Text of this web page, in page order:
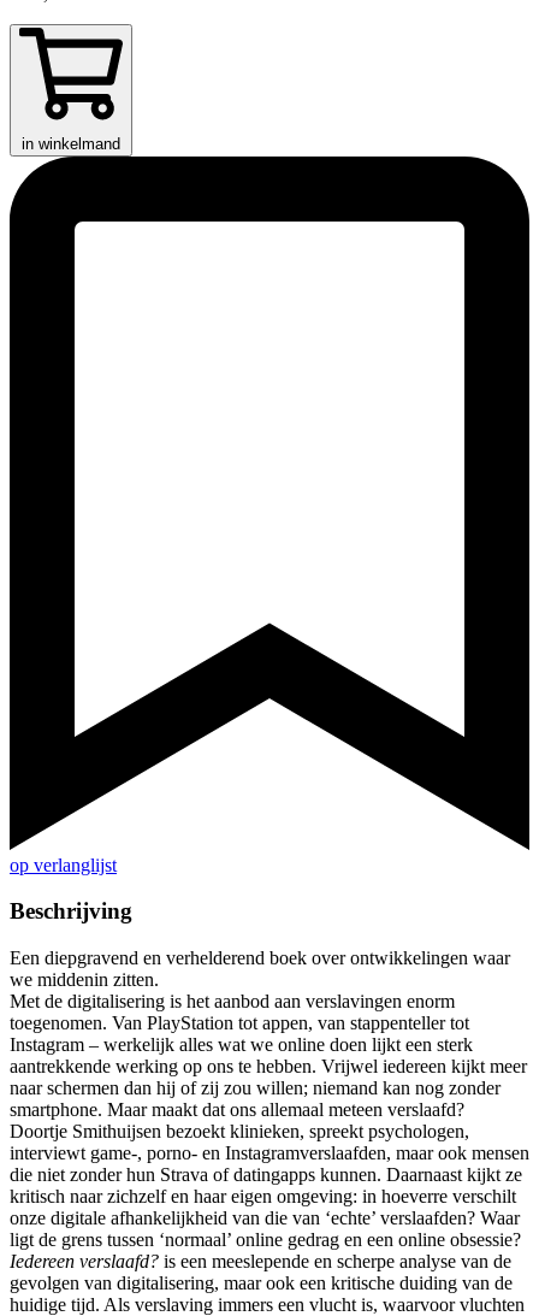
in winkelmand
op verlanglijst
Beschrijving
Een diepgravend en verhelderend boek over ontwikkelingen waar
we middenin zitten.
Met de digitalisering is het aanbod aan verslavingen enorm
toegenomen. Van PlayStation tot appen, van stappenteller tot
Instagram – werkelijk alles wat we online doen lijkt een sterk
aantrekkende werking op ons te hebben. Vrijwel iedereen kijkt meer
naar schermen dan hij of zij zou willen; niemand kan nog zonder
smartphone. Maar maakt dat ons allemaal meteen verslaafd?
Doortje Smithuijsen bezoekt klinieken, spreekt psychologen,
interviewt game-, porno- en Instagramverslaafden, maar ook mensen
die niet zonder hun Strava of datingapps kunnen. Daarnaast kijkt ze
kritisch naar zichzelf en haar eigen omgeving: in hoeverre verschilt
onze digitale afhankelijkheid van die van ‘echte’ verslaafden? Waar
ligt de grens tussen ‘normaal’ online gedrag en een online obsessie?
Iedereen verslaafd? is een meeslepende en scherpe analyse van de
gevolgen van digitalisering, maar ook een kritische duiding van de
huidige tijd. Als verslaving immers een vlucht is, waarvoor vluchten